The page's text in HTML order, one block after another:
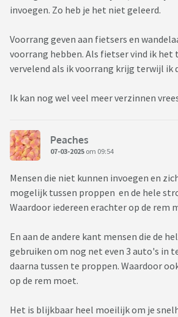
invoegen. Zo heb je het niet geleerd.
Voorrang geven aan fietsers en
voorrang hebben. Als fietser vind ik het
vervelend als ik voorrang krijg terwijl ik
Ik kan nog wel veel meer verzinnen
Peaches
07-03-2025 om 09:54
Mensen die niet kunnen invoegen en
mogelijk tussen proppen en de hele
Waardoor iedereen erachter op de rem
En aan de andere kant mensen die de
gebruiken om nog net even 3 auto's in
daarna tussen te proppen. Waardoor
op de rem moet.
Het is blijkbaar heel moeilijk om je